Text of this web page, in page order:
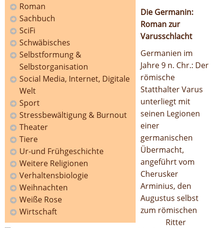
Roman
Sachbuch
SciFi
Schwäbisches
Selbstformung &
Selbstorganisation
Social Media, Internet, Digitale
Welt
Sport
Stressbewältigung & Burnout
Theater
Tiere
Ur-und Frühgeschichte
Weitere Religionen
Verhaltensbiologie
Weihnachten
Weiße Rose
Wirtschaft
Die Germanin:
Roman zur
Varusschlacht
Germanien im
Jahre 9 n. Chr.: Der
römische
Statthalter Varus
unterliegt mit
seinen Legionen
einer
germanischen
Übermacht,
angeführt vom
Cherusker
Arminius, den
Augustus selbst
zum römischen
Ritter